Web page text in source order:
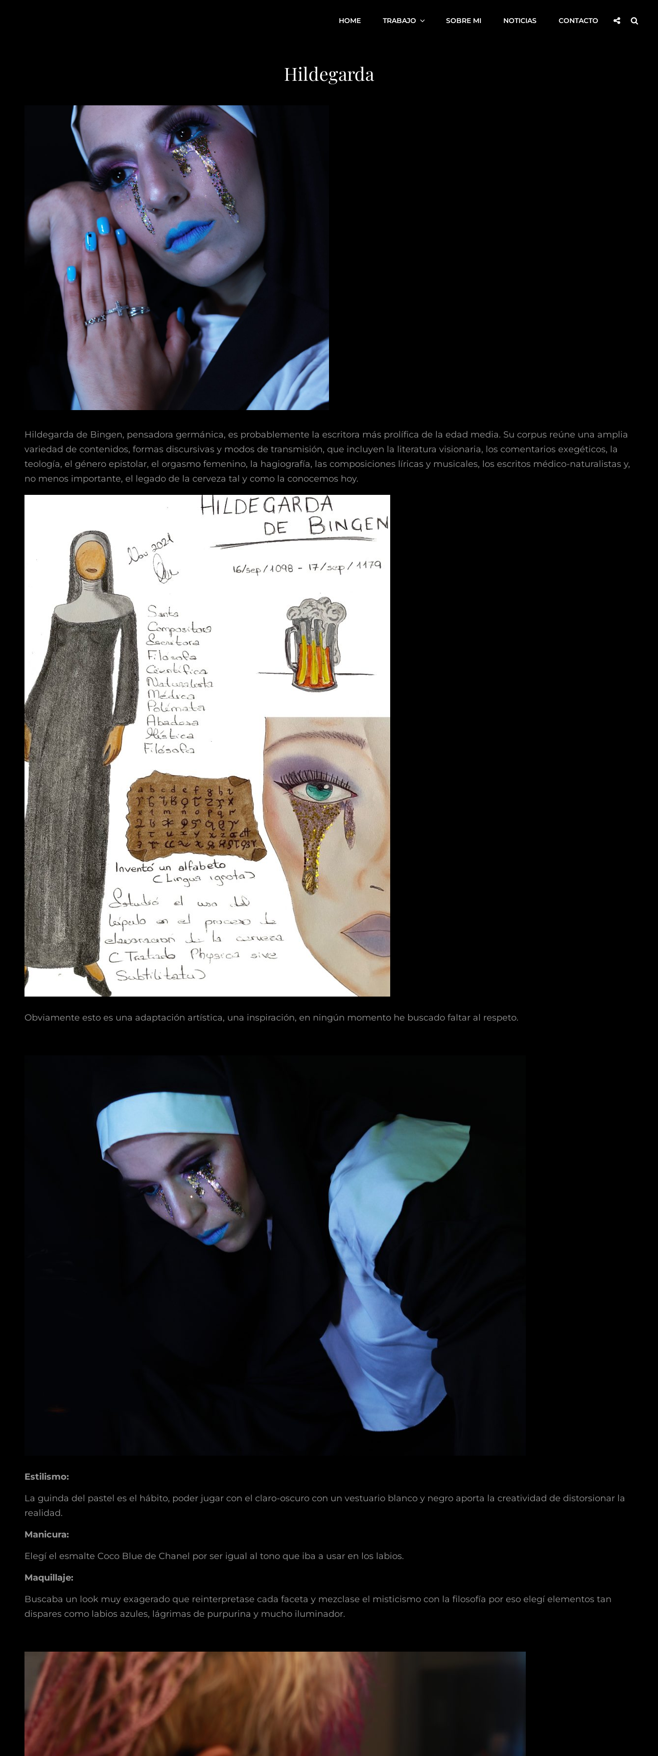
HOME TRABAJO SOBRE MI NOTICIAS CONTACTO
Compartir
Hildegarda
Hildegarda de Bingen, pensadora germánica, es probablemente la escritora más prolífica de la edad media. Su corpus reúne una amplia
variedad de contenidos, formas discursivas y modos de transmisión, que incluyen la literatura visionaria, los comentarios exegéticos, la
teología, el género epistolar, el orgasmo femenino, la hagiografía, las composiciones líricas y musicales, los escritos médico-naturalistas y,
no menos importante, el legado de la cerveza tal y como la conocemos hoy.
Obviamente esto es una adaptación artística, una inspiración, en ningún momento he buscado faltar al respeto.
Estilismo:
La guinda del pastel es el hábito, poder jugar con el claro-oscuro con un vestuario blanco y negro aporta la creatividad de distorsionar la
realidad.
Manicura:
Elegí el esmalte Coco Blue de Chanel por ser igual al tono que iba a usar en los labios.
Maquillaje:
Buscaba un look muy exagerado que reinterpretase cada faceta y mezclase el misticismo con la filosofía por eso elegí elementos tan
dispares como labios azules, lágrimas de purpurina y mucho iluminador.